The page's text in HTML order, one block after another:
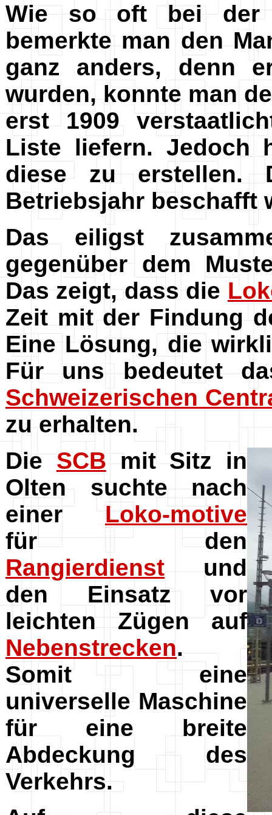
Wie so oft bei der
bemerkte man den
ganz anders, denn
wurden, konnte man
erst 1909
Liste liefern. Jedoch
diese zu erstellen.
Betriebsjahr beschafft
Das eiligst
gegenüber dem
Das zeigt, dass die
Zeit mit der Findung
Eine Lösung, die
Für uns bedeutet
Schweizerischen
zu erhalten.
Die SCB mit Sitz in
Olten suchte nach
einer Loko-motive
für den
Rangierdienst und
den Einsatz vor
leichten Zügen auf
Nebenstrecken.
Somit eine
universelle Maschine
für eine breite
Abdeckung des
Verkehrs.